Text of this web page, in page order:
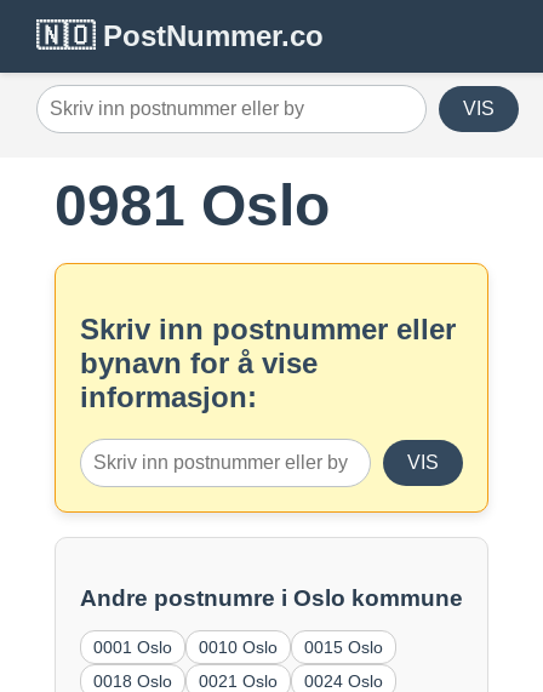
🇳🇴 PostNummer.co
VIS
0981 Oslo
Skriv inn postnummer eller
bynavn for å vise
informasjon:
VIS
Andre postnumre i Oslo kommune
0001 Oslo 0010 Oslo
0015 Oslo
0018 Oslo
0021 Oslo
0024 Oslo